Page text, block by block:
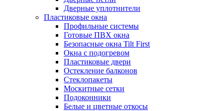
Дверные уплотнители
Пластиковые окна
Профильные системы
Готовые ПВХ окна
Безопасные окна Tilt First
Окна с подогревом
Пластиковые двери
Остекление балконов
Стеклопакеты
Москитные сетки
Подоконники
Белые и цветные откосы